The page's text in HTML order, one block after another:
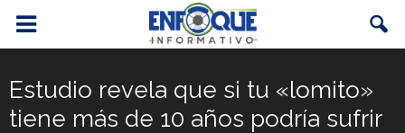
Estudio revela que si tu «lomito»
tiene más de 10 años podría sufrir